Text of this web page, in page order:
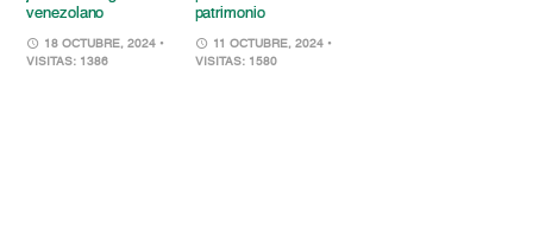
venezolano
18 OCTUBRE, 2024 •
VISITAS: 1386
patrimonio
11 OCTUBRE, 2024 •
VISITAS: 1580